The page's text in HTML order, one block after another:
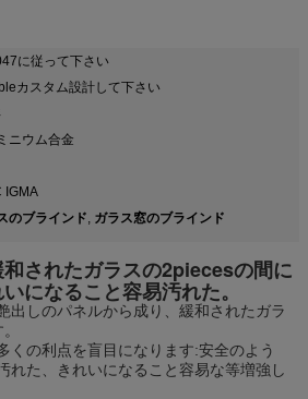
に従って下さい
カスタム設計して下さい
ニウム合金
IGMA
のブラインド, ガラス窓のブラインド
されたガラスの2piecesの間に
になること容易汚れた。
出しのパネルから成り、緩和されたガラ
くの利点を盲目になります:安全のよう
れた、きれいになること容易な等増強し